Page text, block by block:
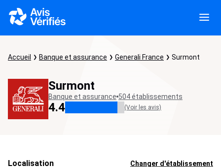
Accueil Banque et assurance Generali France Surmont
Surmont
Banque et assurance 504 établissements
4.4 (Voir les avis)
Localisation Changer d'établissement